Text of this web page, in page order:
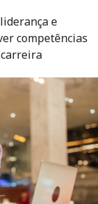
e
competências